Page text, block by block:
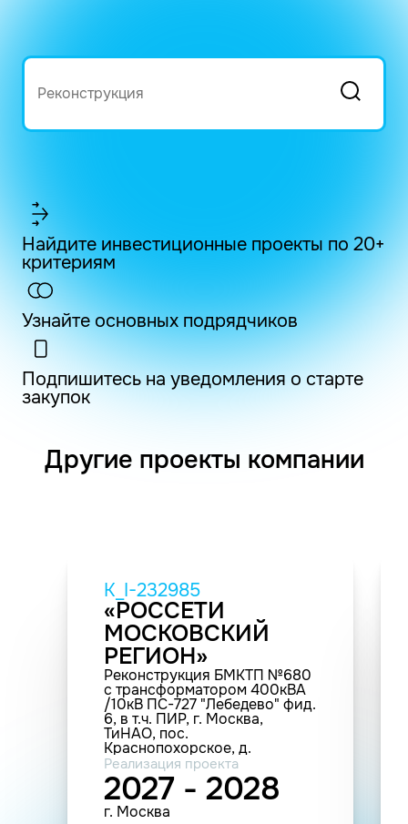
Найдите инвестиционные проекты по 20+
критериям
Узнайте основных подрядчиков
Подпишитесь на уведомления о старте
закупок
Другие проекты компании
K_I-232985
«РОССЕТИ
МОСКОВСКИЙ
РЕГИОН»
Реконструкция БМКТП №680
с трансформатором 400кВА
/10кВ ПС-727 "Лебедево" фид.
6, в т.ч. ПИР, г. Москва,
ТиНАО, пос.
Краснопохорское, д.
Варварино (0.8 МВА; 0.3 км; 1
шт.(прочие))
Реализация проекта
2027 - 2028
г. Москва